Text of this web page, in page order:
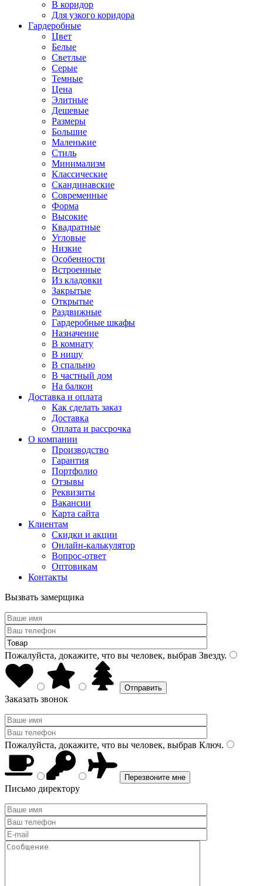
В коридор
Для узкого коридора
Гардеробные
Цвет
Белые
Светлые
Серые
Темные
Цена
Элитные
Дешевые
Размеры
Большие
Маленькие
Стиль
Минимализм
Классические
Скандинавские
Современные
Форма
Высокие
Квадратные
Угловые
Низкие
Особенности
Встроенные
Из кладовки
Закрытые
Открытые
Раздвижные
Гардеробные шкафы
Назначение
В комнату
В нишу
В спальню
В частный дом
На балкон
Доставка и оплата
Как сделать заказ
Доставка
Оплата и рассрочка
О компании
Производство
Гарантия
Портфолио
Отзывы
Реквизиты
Вакансии
Карта сайта
Клиентам
Скидки и акции
Онлайн-калькулятор
Вопрос-ответ
Оптовикам
Контакты
Вызвать замерщика
Пожалуйста, докажите, что вы человек, выбрав Звезду.
Заказать звонок
Пожалуйста, докажите, что вы человек, выбрав Ключ.
Письмо директору